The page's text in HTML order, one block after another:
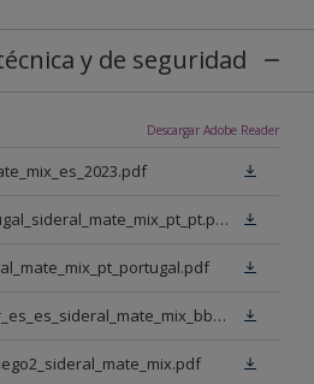
y de seguridad
Descargar Adobe Reader
ficha_tecnica_portugal_sideral_mate_mix_pt_pt.pdf
ficha_seguridad_pr_es_es_sideral_mate_mix_bb.pdf